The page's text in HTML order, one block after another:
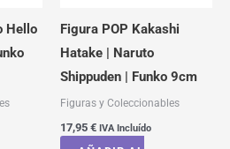
Hello
Figura POP Kakashi
Hatake | Naruto
Shippuden | Funko 9cm
Figuras y Coleccionables
17,95 € IVA Incluído